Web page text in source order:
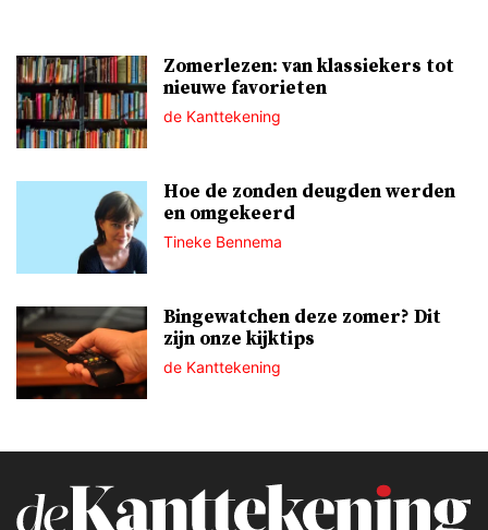
Zomerlezen: van klassiekers tot
nieuwe favorieten
de Kanttekening
Hoe de zonden deugden werden
en omgekeerd
Tineke Bennema
Bingewatchen deze zomer? Dit
zijn onze kijktips
de Kanttekening